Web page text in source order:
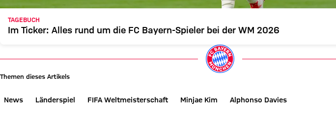
TAGEBUCH
Im Ticker: Alles rund um die FC Bayern-Spieler bei der WM 2026
Themen dieses Artikels
News Länderspiel FIFA Weltmeisterschaft Minjae Kim Alphonso Davies